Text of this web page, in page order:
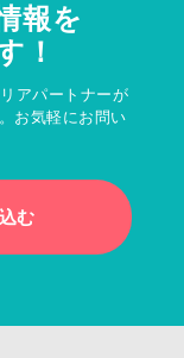
報を
！
アパートナーが
お気軽にお問い
む